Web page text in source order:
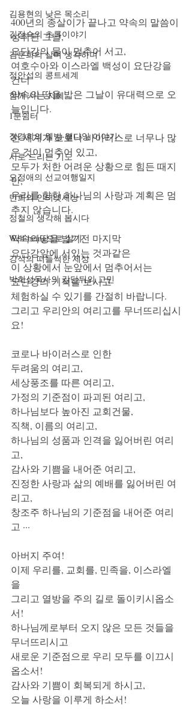
김용현의 낮은 목소리
김정숙의 초록이야기
김문희의 살며 생각하며
정안섭의 콩트세계
함께 사는 지혜
1분쉼터
장경희의 웰빙-웰다잉 이야기
시로 드리는 기도
오정애의 선교여행일지
민희의 인터넷세상
정철의 생각해 봅시다
Well-being으로 살기
강석의 떠들썩한 세상
박희성목사의 강단뒤의 고민
400년의 종살이가 끝나고 약속의 말씀이
성취된 그날,
요단강의 물이 멈추어 서고,
여호수아와 이스라엘 백성이 요단강을
건너
약속의 땅을 밟은 그날이 유대력으로 오
늘입니다.
전 세계가 코로나 바이러스로 너무나 많
은 것이 멈추어 있고,
모두가 처한 어려운 상황으로 힘든 때지
만,
우리를 향한 하나님의 사랑과 계획은 멈
추지 않습니다.
약속의땅을 밟기전 마지막
요단강앞에 서있는 것과같은
이 상황에서 눈앞에서 멈추어서는
요단강의 기적을 보시고
체험하실 수 있기를 간절히 바랍니다.
그리고 우리안의 여리고를 무너뜨리십시
요!
코로나 바이러스로 인한
두려움의 여리고,
세상풍조를 따른 여리고,
가정의 기준점이 파괴된 여리고,
하나님보다 높아진 교회건물,
직책, 이름의 여리고,
하나님의 성품과 인격을 잃어버린 여리
고,
감사와 기쁨을 내어준 여리고,
진정한 사랑과 삶의 예배를 잃어버린 여
리고,
창조주 하나님의 기준점을 내어준 여리
고 ···
아버지 주여!
이제 우리를, 교회를, 민족을, 이스라엘
을
그리고 열방을 주의 길로 돌이키시옵소
서!
하나님께로부터 오지 않은 모든 것들을
무너뜨리시고
새로운 기준점으로 우리 모두를 이끄시
옵소서!
감사와 기쁨이 회복되게 하시고,
오늘 사랑을 이루게 하소서!